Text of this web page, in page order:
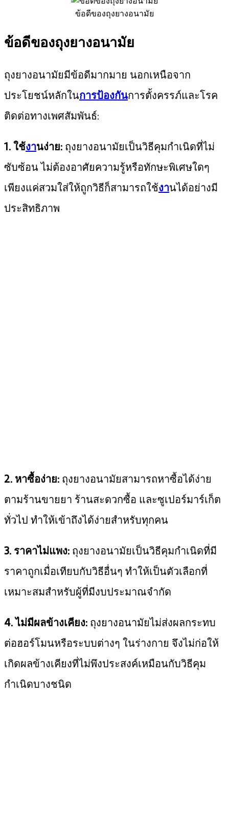
ข้อดีของถุงยางอนามัย
ข้อดีของถุงยางอนามัย
ถุงยางอนามัยมีข้อดีมากมาย นอกเหนือจาก
ประโยชน์หลักในการป้องกันการตั้งครรภ์และโรค
ติดต่อทางเพศสัมพันธ์:
1. ใช้งานง่าย:ถุงยางอนามัยเป็นวิธีคุมกำเนิดที่ไม่
ซับซ้อน ไม่ต้องอาศัยความรู้หรือทักษะพิเศษใดๆ
เพียงแค่สวมใส่ให้ถูกวิธีก็สามารถใช้งานได้อย่างมี
ประสิทธิภาพ
2. หาซื้อง่าย:ถุงยางอนามัยสามารถหาซื้อได้ง่าย
ตามร้านขายยา ร้านสะดวกซื้อ และซูเปอร์มาร์เก็ต
ทั่วไป ทำให้เข้าถึงได้ง่ายสำหรับทุกคน
3. ราคาไม่แพง:ถุงยางอนามัยเป็นวิธีคุมกำเนิดที่มี
ราคาถูกเมื่อเทียบกับวิธีอื่นๆ ทำให้เป็นตัวเลือกที่
เหมาะสมสำหรับผู้ที่มีงบประมาณจำกัด
4. ไม่มีผลข้างเคียง:ถุงยางอนามัยไม่ส่งผลกระทบ
ต่อฮอร์โมนหรือระบบต่างๆ ในร่างกาย จึงไม่ก่อให้
เกิดผลข้างเคียงที่ไม่พึงประสงค์เหมือนกับวิธีคุม
กำเนิดบางชนิด